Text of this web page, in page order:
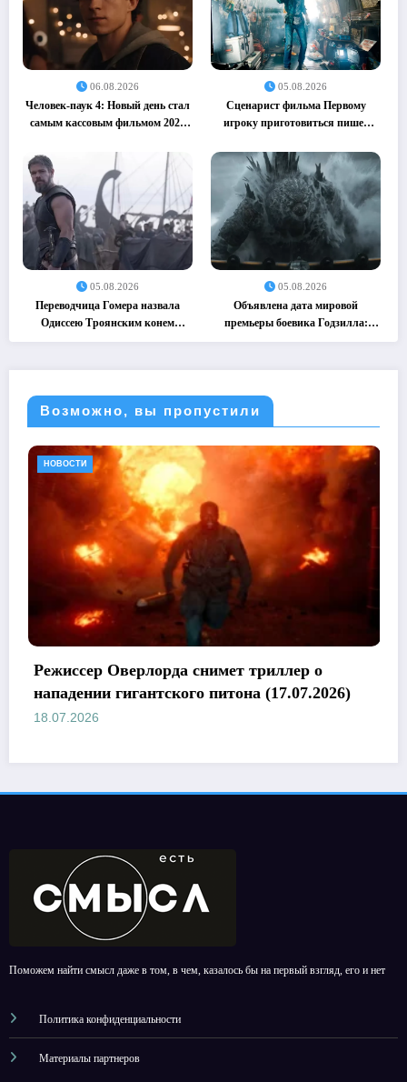
06.08.2026
Человек-паук 4: Новый день стал
самым кассовым фильмом 2026
05.08.2026
Сценарист фильма Первому
игроку приготовиться пишет
05.08.2026
Переводчица Гомера назвала
Одиссею Троянским конем
(05.08.2026)
05.08.2026
Объявлена дата мировой
премьеры боевика Годзилла:
Минус ноль (05.08.2026)
Возможно, вы пропустили
снимет триллер о
питона (17.07.2026)
НОВОСТИ
Netflix признал
своих
Поможем найти смысл даже в том, в чем, казалось бы на первый взгляд, его и нет
Политика конфиденциальности
Материалы партнеров